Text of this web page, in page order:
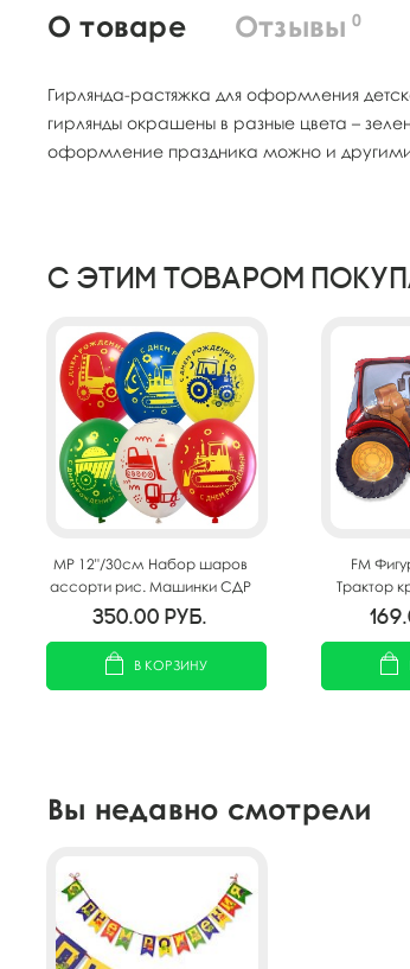
О товаре Отзывы 0
Гирлянда-растяжка для оформления
гирлянды окрашены в разные цвета –
оформление праздника можно и
С этим товаром
MP 12"/30см Набор шаров
ассорти рис. Машинки СДР
25шт
350.00 руб.
В КОРЗИНУ
FM
Трактор
Вы недавно смотрели